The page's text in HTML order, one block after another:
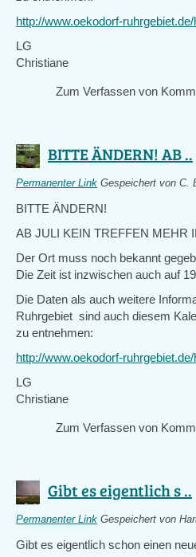
http://www.oekodorf-
LG
Christiane
Zum Verfassen von
BITTE ÄNDERN! AB ..
Permanenter Link Gespeichert von C.
BITTE ÄNDERN!
AB JULI KEIN TREFFEN MEHR
Der Ort muss noch bekannt
Die Zeit ist inzwischen auch auf
Die Daten als auch weitere
Ruhrgebiet sind auch diesem
zu entnehmen:
http://www.oekodorf-
LG
Christiane
Zum Verfassen von
Gibt es eigentlich s ..
Permanenter Link Gespeichert von
Gibt es eigentlich schon einen